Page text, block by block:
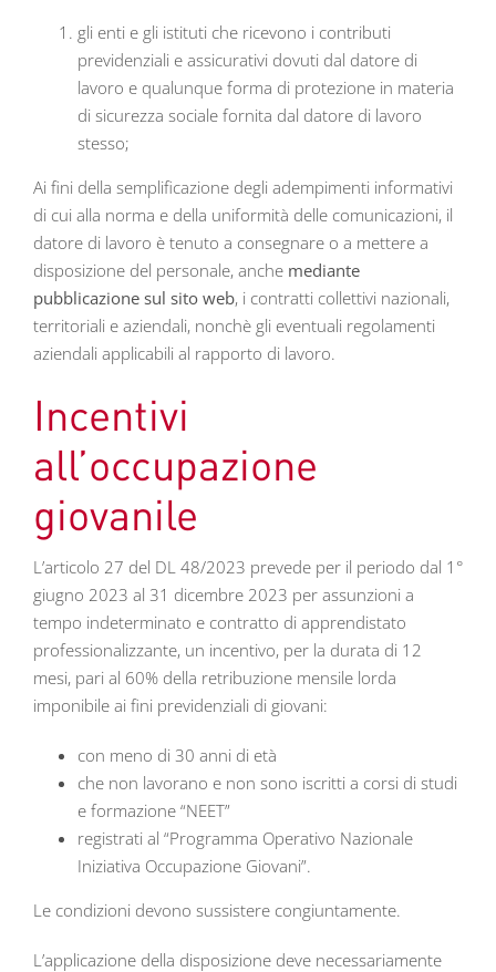
gli enti e gli istituti che ricevono i contributi
previdenziali e assicurativi dovuti dal datore di
lavoro e qualunque forma di protezione in materia
di sicurezza sociale fornita dal datore di lavoro
stesso;
Ai fini della semplificazione degli adempimenti informativi
di cui alla norma e della uniformità delle comunicazioni, il
datore di lavoro è tenuto a consegnare o a mettere a
disposizione del personale, anche mediante
pubblicazione sul sito web, i contratti collettivi nazionali,
territoriali e aziendali, nonchè gli eventuali regolamenti
aziendali applicabili al rapporto di lavoro.
Incentivi
all’occupazione
giovanile
L’articolo 27 del DL 48/2023 prevede per il periodo dal 1°
giugno 2023 al 31 dicembre 2023 per assunzioni a
tempo indeterminato e contratto di apprendistato
professionalizzante, un incentivo, per la durata di 12
mesi, pari al 60% della retribuzione mensile lorda
imponibile ai fini previdenziali di giovani:
con meno di 30 anni di età
che non lavorano e non sono iscritti a corsi di studi
e formazione “NEET”
registrati al “Programma Operativo Nazionale
Iniziativa Occupazione Giovani”.
Le condizioni devono sussistere congiuntamente.
L’applicazione della disposizione deve necessariamente